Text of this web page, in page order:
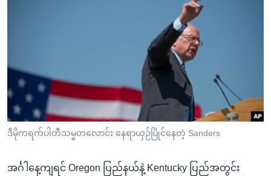
ညွန်း
စာမျက်နှာ
သို့
ကျော်
ကြည့်
ရှာဖွေ
Learning English
ဗွီအိုအေ လူမှုကွန်ယက်များ
ဘာသာစကားများ
ဒီမိုကရက်ပါတီသမ္မတလောင်း နေရာယှဉ်ပြိုင်နေတဲ့ Sanders
အင်္ဂါနေ့ကျရင် Oregon ပြည်နယ်နဲ့ Kentucky ပြည်အတွင်း